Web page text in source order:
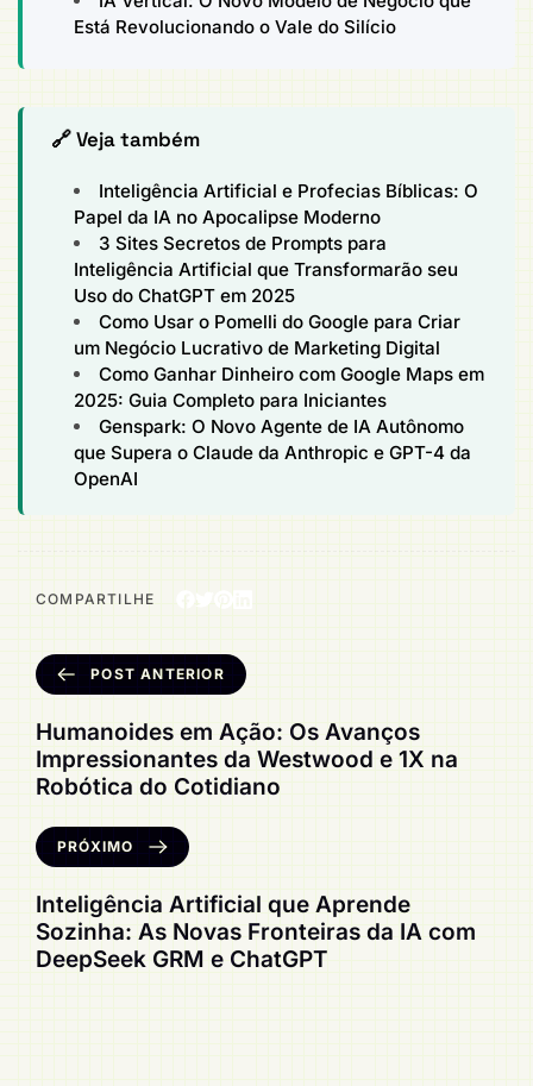
Está Revolucionando o Vale do Silício
🔗 Veja também
Inteligência Artificial e Profecias Bíblicas: O
Papel da IA no Apocalipse Moderno
3 Sites Secretos de Prompts para
Inteligência Artificial que Transformarão seu
Uso do ChatGPT em 2025
Como Usar o Pomelli do Google para Criar
um Negócio Lucrativo de Marketing Digital
Como Ganhar Dinheiro com Google Maps em
2025: Guia Completo para Iniciantes
Genspark: O Novo Agente de IA Autônomo
que Supera o Claude da Anthropic e GPT-4 da
OpenAI
COMPARTILHE
POST ANTERIOR
Humanoides em Ação: Os Avanços
Impressionantes da Westwood e 1X na
Robótica do Cotidiano
PRÓXIMO
Inteligência Artificial que Aprende
Sozinha: As Novas Fronteiras da IA com
DeepSeek GRM e ChatGPT